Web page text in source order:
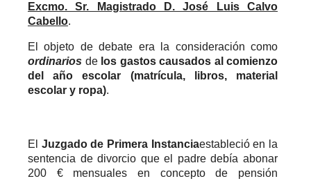
Excmo. Sr. Magistrado D. José Luis Calvo
Cabello.
El objeto de debate era la consideración como
ordinarios de los gastos causados al comienzo
del año escolar (matrícula, libros, material
escolar y ropa).
El Juzgado de Primera Instanciaestableció en la
sentencia de divorcio que el padre debía abonar
200 € mensuales en concepto de pensión